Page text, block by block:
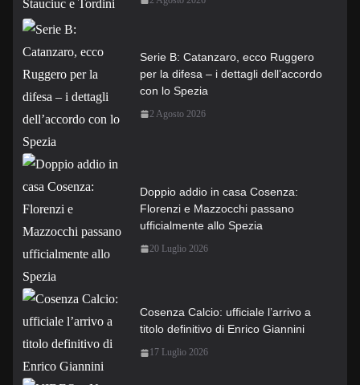
Serie B: Catanzaro, ecco Ruggero
per la difesa – i dettagli dell’accordo
con lo Spezia
2 Agosto 2026
Doppio addio in casa Cosenza:
Florenzi e Mazzocchi passano
ufficialmente allo Spezia
20 Luglio 2026
Cosenza Calcio: ufficiale l’arrivo a
titolo definitivo di Enrico Giannini
17 Luglio 2026